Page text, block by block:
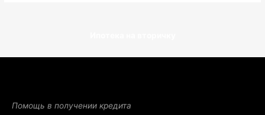
Помощь в получении кредита